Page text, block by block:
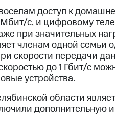
доступ к
с, и цифровому
при значительных
членам одной семьи
скорости передачи
до 1 Гбит/с
устройства.
области
дополнительную